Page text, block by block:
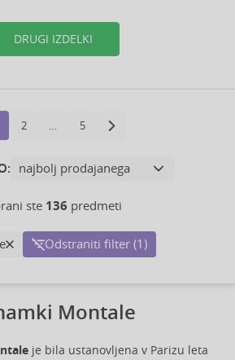
DRUGI IZDELKI
2 … 5
ste 136 predmeti
Odstraniti filter (1)
Montale
je bila ustanovljena v Parizu leta